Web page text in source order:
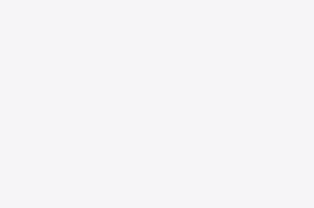
met en